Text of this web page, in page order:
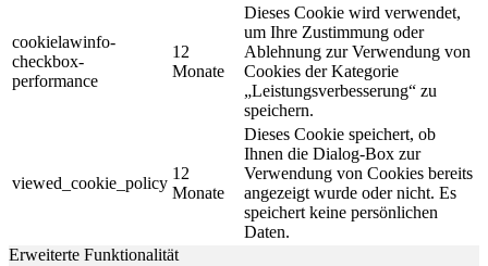
cookielawinfo-
checkbox-
performance
12
Monate
Dieses Cookie wird verwendet,
um Ihre Zustimmung oder
Ablehnung zur Verwendung von
Cookies der Kategorie
„Leistungsverbesserung“ zu
speichern.
viewed_cookie_policy
12
Monate
Dieses Cookie speichert, ob
Ihnen die Dialog-Box zur
Verwendung von Cookies bereits
angezeigt wurde oder nicht. Es
speichert keine persönlichen
Daten.
Erweiterte Funktionalität